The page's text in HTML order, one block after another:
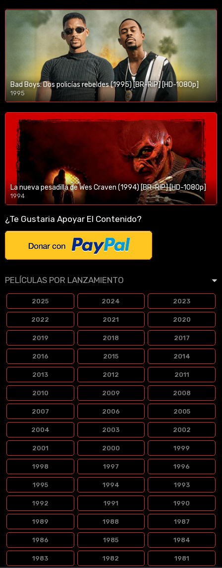
Bad Boys: Dos policías rebeldes (1995) [BR-RIP] [HD-1080p]
1995
1080p/720p
La nueva pesadilla de Wes Craven (1994) [BR-RIP] [HD-1080p]
1994
1080p/720p
¿Te Gustaria Apoyar El Contenido?
PELÍCULAS POR LANZAMIENTO
2025 2024 2023
2022 2021 2020
2019 2018 2017
2016 2015 2014
2013 2012 2011
2010 2009 2008
2007 2006 2005
2004 2003 2002
2001 2000 1999
1998 1997 1996
1995 1994 1993
1992 1991 1990
1989 1988 1987
1986 1985 1984
1983 1982 1981